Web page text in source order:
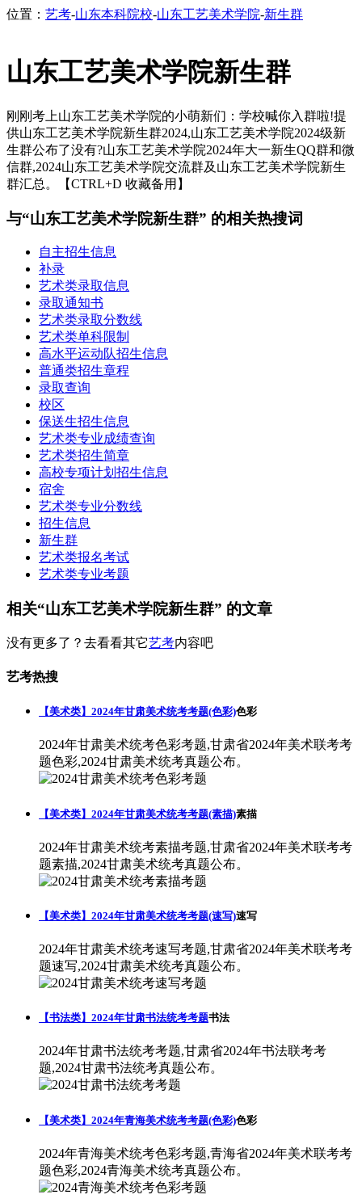
位置： 艺考-山东本科院校-山东工艺美术学院-新生群
山东工艺美术学院新生群
刚刚考上山东工艺美术学院的小萌新们：学校喊你入群啦!提
供山东工艺美术学院新生群2024,山东工艺美术学院2024级新
生群公布了没有?山东工艺美术学院2024年大一新生QQ群和微
信群,2024山东工艺美术学院交流群及山东工艺美术学院新生
群汇总。【CTRL+D 收藏备用】
与“山东工艺美术学院新生群” 的相关热搜词
自主招生信息
补录
艺术类录取信息
录取通知书
艺术类录取分数线
艺术类单科限制
高水平运动队招生信息
普通类招生章程
录取查询
校区
保送生招生信息
艺术类专业成绩查询
艺术类招生简章
高校专项计划招生信息
宿舍
艺术类专业分数线
招生信息
新生群
艺术类报名考试
艺术类专业考题
相关“山东工艺美术学院新生群” 的文章
没有更多了？去看看其它艺考内容吧
艺考热搜
【美术类】2024年甘肃美术统考考题(色彩)色彩
2024年甘肃美术统考色彩考题,甘肃省2024年美术联考考
题色彩,2024甘肃美术统考真题公布。
【美术类】2024年甘肃美术统考考题(素描)素描
2024年甘肃美术统考素描考题,甘肃省2024年美术联考考
题素描,2024甘肃美术统考真题公布。
【美术类】2024年甘肃美术统考考题(速写)速写
2024年甘肃美术统考速写考题,甘肃省2024年美术联考考
题速写,2024甘肃美术统考真题公布。
【书法类】2024年甘肃书法统考考题书法
2024年甘肃书法统考考题,甘肃省2024年书法联考考
题,2024甘肃书法统考真题公布。
【美术类】2024年青海美术统考考题(色彩)色彩
2024年青海美术统考色彩考题,青海省2024年美术联考考
题色彩,2024青海美术统考真题公布。